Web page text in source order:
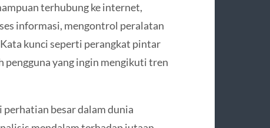
terhubung ke internet,
informasi, mengontrol peralatan
kunci seperti perangkat pintar
yang ingin mengikuti tren
besar dalam dunia